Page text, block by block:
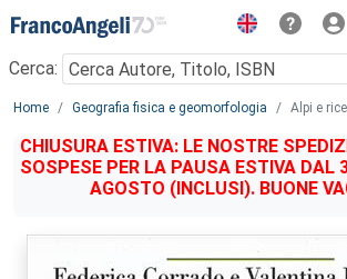
Menu
Cerca:
Main content
Home Geografia fisica e geomorfologia Alpi e
CHIUSURA ESTIVA: LE NOSTRE
SOSPESE PER LA PAUSA ESTIVA DAL
AGOSTO (INCLUSI). BUONE